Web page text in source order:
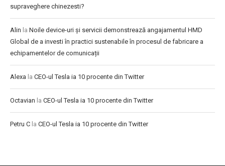
supraveghere chinezesti?
Alin la Noile device-uri și servicii demonstrează angajamentul HMD
Global de a investi în practici sustenabile în procesul de fabricare a
echipamentelor de comunicații
Alexa la CEO-ul Tesla ia 10 procente din Twitter
Octavian la CEO-ul Tesla ia 10 procente din Twitter
Petru C la CEO-ul Tesla ia 10 procente din Twitter